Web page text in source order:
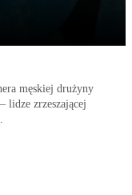
męskiej drużyny
lidze zrzeszającej